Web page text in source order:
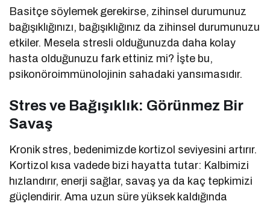
Basitçe söylemek gerekirse, zihinsel durumunuz
bağışıklığınızı, bağışıklığınız da zihinsel durumunuzu
etkiler. Mesela stresli olduğunuzda daha kolay
hasta olduğunuzu fark ettiniz mi? İşte bu,
psikonöroimmünolojinin sahadaki yansımasıdır.
Stres ve Bağışıklık: Görünmez Bir
Savaş
Kronik stres, bedenimizde kortizol seviyesini artırır.
Kortizol kısa vadede bizi hayatta tutar: Kalbimizi
hızlandırır, enerji sağlar, savaş ya da kaç tepkimizi
güçlendirir. Ama uzun süre yüksek kaldığında